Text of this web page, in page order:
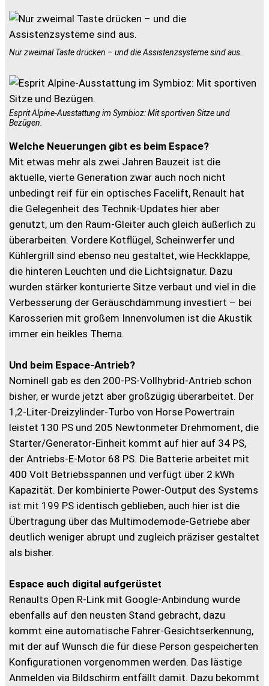
Nur zweimal Taste drücken – und die Assistenzsysteme sind aus.
Esprit Alpine-Ausstattung im Symbioz: Mit sportiven Sitze und
Bezügen.
Welche Neuerungen gibt es beim Espace?
Mit etwas mehr als zwei Jahren Bauzeit ist die
aktuelle, vierte Generation zwar auch noch nicht
unbedingt reif für ein optisches Facelift, Renault hat
die Gelegenheit des Technik-Updates hier aber
genutzt, um den Raum-Gleiter auch gleich äußerlich zu
überarbeiten. Vordere Kotflügel, Scheinwerfer und
Kühlergrill sind ebenso neu gestaltet, wie Heckklappe,
die hinteren Leuchten und die Lichtsignatur. Dazu
wurden stärker konturierte Sitze verbaut und viel in die
Verbesserung der Geräuschdämmung investiert – bei
Karosserien mit großem Innenvolumen ist die Akustik
immer ein heikles Thema.
Und beim Espace-Antrieb?
Nominell gab es den 200-PS-Vollhybrid-Antrieb schon
bisher, er wurde jetzt aber großzügig überarbeitet. Der
1,2-Liter-Dreizylinder-Turbo von Horse Powertrain
leistet 130 PS und 205 Newtonmeter Drehmoment, die
Starter/Generator-Einheit kommt auf hier auf 34 PS,
der Antriebs-E-Motor 68 PS. Die Batterie arbeitet mit
400 Volt Betriebsspannen und verfügt über 2 kWh
Kapazität. Der kombinierte Power-Output des Systems
ist mit 199 PS identisch geblieben, auch hier ist die
Übertragung über das Multimodemode-Getriebe aber
deutlich weniger abrupt und zugleich präziser gestaltet
als bisher.
Espace auch digital aufgerüstet
Renaults Open R-Link mit Google-Anbindung wurde
ebenfalls auf den neusten Stand gebracht, dazu
kommt eine automatische Fahrer-Gesichtserkennung,
mit der auf Wunsch die für diese Person gespeicherten
Konfigurationen vorgenommen werden. Das lästige
Anmelden via Bildschirm entfällt damit. Dazu bekommt